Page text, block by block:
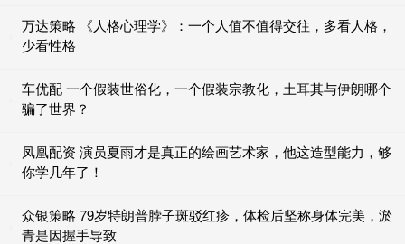
万达策略 《人格心理学》：一个人值不值得交往，多看人格，
少看性格
车优配 一个假装世俗化，一个假装宗教化，土耳其与伊朗哪个
骗了世界？
凤凰配资 演员夏雨才是真正的绘画艺术家，他这造型能力，够
你学几年了！
众银策略 79岁特朗普脖子斑驳红疹，体检后坚称身体完美，淤
青是因握手导致